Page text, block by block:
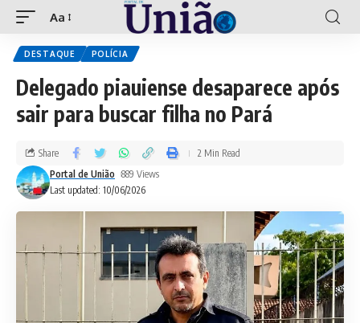
Aa
DESTAQUE POLÍCIA
Delegado piauiense desaparece após
sair para buscar filha no Pará
Last updated: 10/06/2026
Portal de União 889 Views
Share 2 Min Read